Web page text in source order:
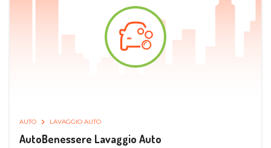
AUTO LAVAGGIO AUTO
AutoBenessere Lavaggio Auto